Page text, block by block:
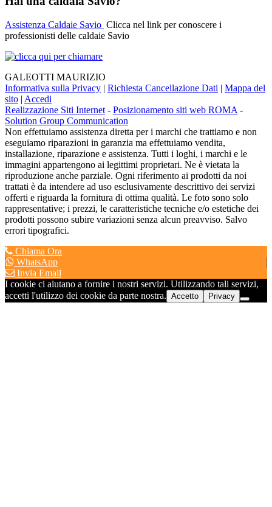
Assistenza Caldaie Savio Clicca nel link per conoscere i
professionisti delle caldaie Savio
GALEOTTI MAURIZIO
Informativa sulla Privacy | Richiesta Cancellazione Dati | Mappa del
sito | Accedi
Realizzazione Siti Internet - Posizionamento siti web ROMA -
Solution Group Communication
Non effettuiamo assistenza diretta per i marchi che trattiamo e non
eseguiamo riparazioni in garanzia ma effettuiamo vendita,
installazione, riparazione e assistenza. Tutti i loghi, i marchi e le
immagini appartengono ai legittimi proprietari. Ne è vietata la
riproduzione anche parziale. Ogni riferimento ai prodotti da noi
trattati è da intendere ad uso esclusivamente descrittivo dei servizi
offerti e riguarda la fornitura di ottima qualità. Le foto sono solo
rappresentative; i prezzi, le caratteristiche tecniche e/o estetiche dei
prodotti possono subire variazioni senza alcun preavviso. Salvo
errori tipografici.
Chiama Ora
WhatsApp
Invia Email
I cookie ci aiutano a fornire i nostri servizi. Utilizzando tali servizi,
accetti l'utilizzo dei cookie da parte nostra. Accetto Privacy